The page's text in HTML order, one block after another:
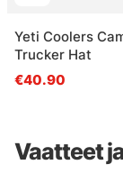
Yeti Coolers
Trucker Hat
€40.90
Vaatteet